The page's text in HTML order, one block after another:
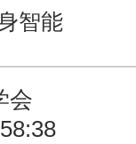
智能
会